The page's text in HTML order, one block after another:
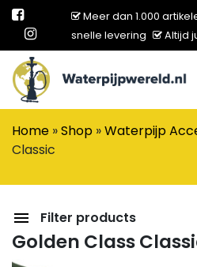
Meer dan 1.000
snelle levering
Altijd
Main
Home »Shop »Waterpijp
Classic
Filter products
Golden Class